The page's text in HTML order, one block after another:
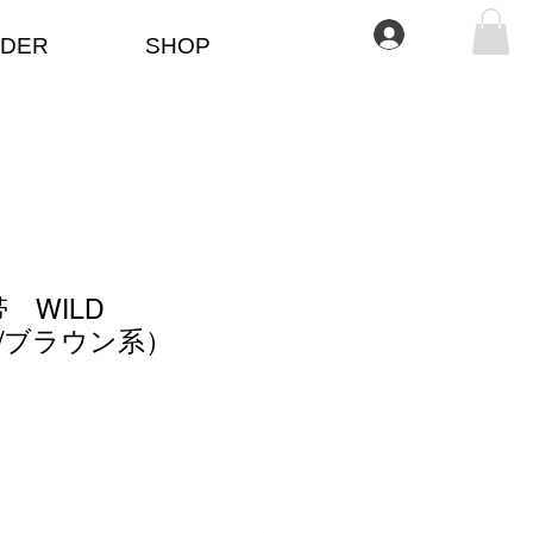
SHOP Iniciar sesión
WILD
ラウン系）